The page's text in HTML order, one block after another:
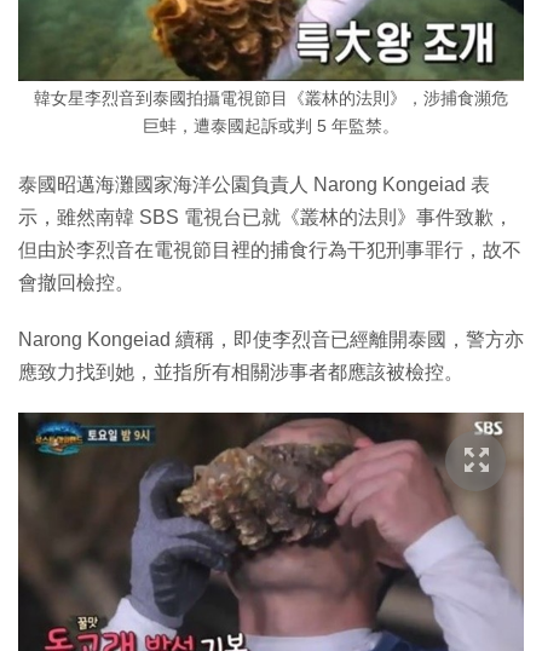
韓女星李烈音到泰國拍攝電視節目《叢林的法則》，涉捕食瀕危
巨蚌，遭泰國起訴或判 5 年監禁。
泰國昭邁海灘國家海洋公園負責人 Narong Kongeiad 表
示，雖然南韓 SBS 電視台已就《叢林的法則》事件致歉，
但由於李烈音在電視節目裡的捕食行為干犯刑事罪行，故不
會撤回檢控。
Narong Kongeiad 續稱，即使李烈音已經離開泰國，警方亦
應致力找到她，並指所有相關涉事者都應該被檢控。